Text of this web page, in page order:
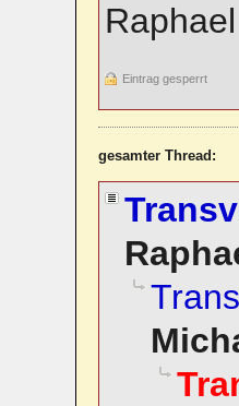
Raphael
Eintrag gesperrt
gesamter Thread: